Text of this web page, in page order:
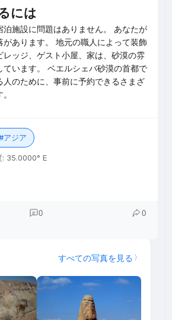
には
泊施設に問題はありません。 あなたが
があります。 地元の職人によって装飾
レッジ、ゲスト小屋、家は、砂漠の雰
ています。 ベエルシェバ砂漠の首都で
人のために、事前に予約できるさまざ
アジア
: 35.0000° E
0 0
すべての写真を見る